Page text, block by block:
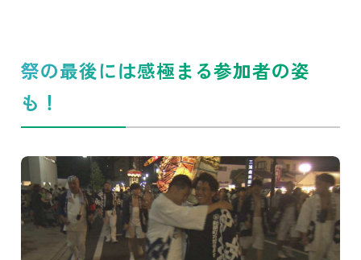
祭の最後には感極まる参加者の姿
も！